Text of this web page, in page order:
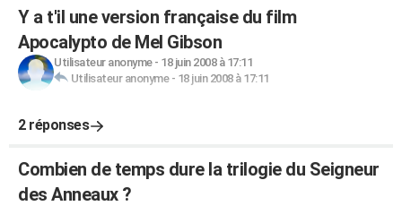
Y a t'il une version française du film
Apocalypto de Mel Gibson
Utilisateur anonyme- 18 juin 2008 à 17:11
Utilisateur anonyme- 18 juin 2008 à 17:11
2 réponses
Combien de temps dure la trilogie du Seigneur
des Anneaux ?